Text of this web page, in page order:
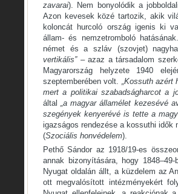
zavarai). Nem bonyolódik a
Azon kevesek közé tartozik, akik
koloncát hurcoló ország igenis ki
állam- és nemzetromboló
német és a szláv (szovjet)
vertikális”– azaz a társadalom
Magyarország helyzete 1940
szeptemberében volt. „Kossuth azért
mert a politikai szabadságharcot a
által„a magyar államélet kezesévé
szegények kenyerévé is tette a
igazságos rendezése a kossuthi idők
(Szociális honvédelem).
Pethő Sándor az 1918/19-es
annak bizonyítására, hogy
Nyugat oldalán állt, a küzdelem az
ott megvalósított intézményekért